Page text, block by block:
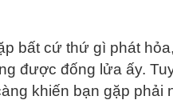
bất cứ thứ gì phát
được đống lửa ấy.
khiến bạn gặp phải